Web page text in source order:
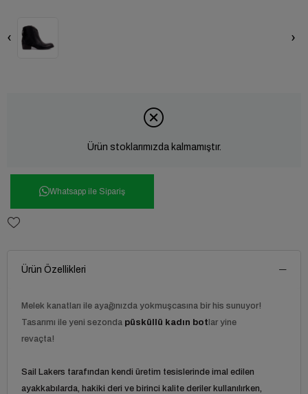
‹ ›
Ürün stoklarımızda kalmamıştır.
Whatsapp ile Sipariş
Ürün Özellikleri
Melek kanatları ile ayağınızda yokmuşcasına bir his sunuyor!
Tasarımı ile yeni sezonda püsküllü kadın botlar yine
revaçta!
Sail Lakers tarafından kendi üretim tesislerinde imal edilen
ayakkabılarda, hakiki deri ve birinci kalite deriler kullanılırken,